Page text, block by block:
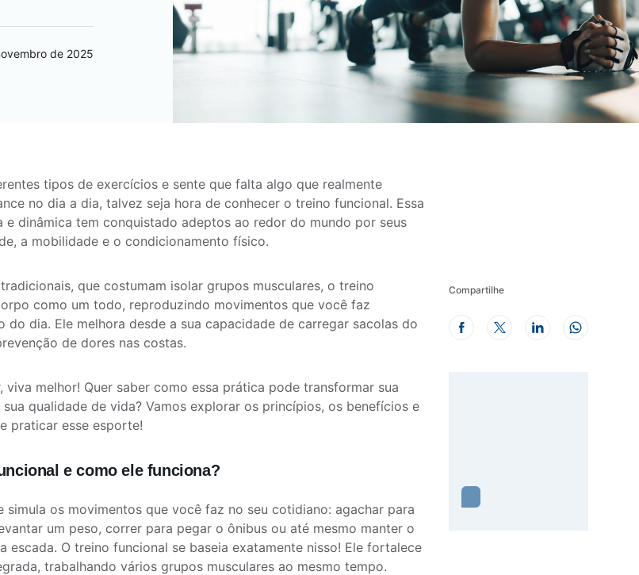
de 2025
tipos de exercícios e sente que falta algo que realmente
no dia a dia, talvez seja hora de conhecer o treino funcional. Essa
e dinâmica tem conquistado adeptos ao redor do mundo por seus
a mobilidade e o condicionamento físico.
que costumam isolar grupos musculares, o treino
como um todo, reproduzindo movimentos que você faz
do dia. Ele melhora desde a sua capacidade de carregar sacolas do
de dores nas costas.
viva melhor! Quer saber como essa prática pode transformar sua
qualidade de vida? Vamos explorar os princípios, os benefícios e
praticar esse esporte!
e como ele funciona?
simula os movimentos que você faz no seu cotidiano: agachar para
um peso, correr para pegar o ônibus ou até mesmo manter o
escada. O treino funcional se baseia exatamente nisso! Ele fortalece
trabalhando vários grupos musculares ao mesmo tempo.
Compartilhe